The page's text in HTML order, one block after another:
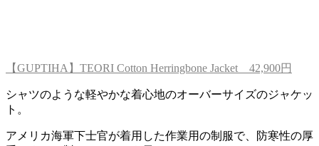
【GUPTIHA】TEORI Cotton Herringbone Jacket 42,900円
シャツのような軽やかな着心地のオーバーサイズのジャケッ
ト。
アメリカ海軍下士官が着用した作業用の制服で、防寒性の厚